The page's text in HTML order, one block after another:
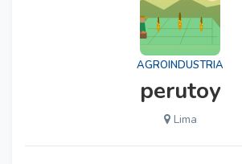
AGROINDUSTRIA
perutoy
Lima